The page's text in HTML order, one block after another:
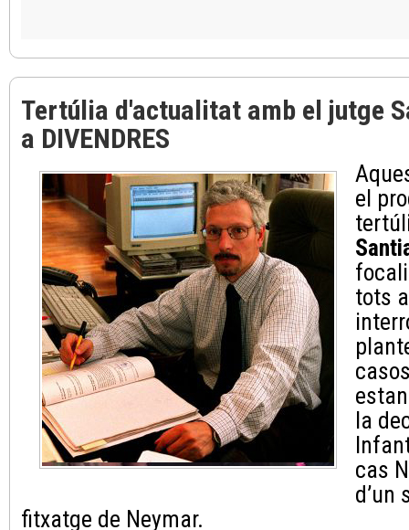
Tertúlia d'actualitat amb el jutge
a DIVENDRES
el
tots
la
cas
d’un
fitxatge de Neymar.